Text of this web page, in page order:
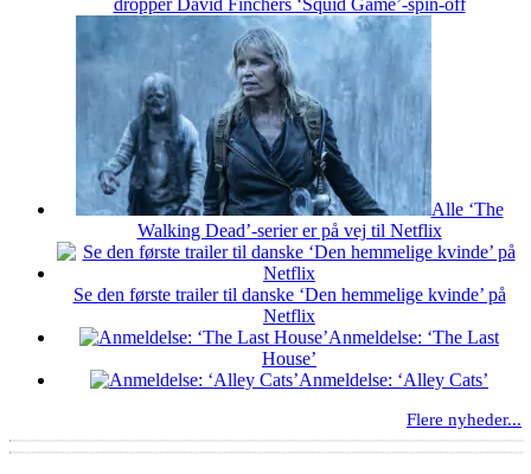
Alle ‘The
Walking Dead’-serier er på vej til Netflix
Se den første trailer til danske ‘Den hemmelige kvinde’ på
Netflix
Anmeldelse: ‘The Last
House’
Anmeldelse: ‘Alley Cats’
Flere nyheder...